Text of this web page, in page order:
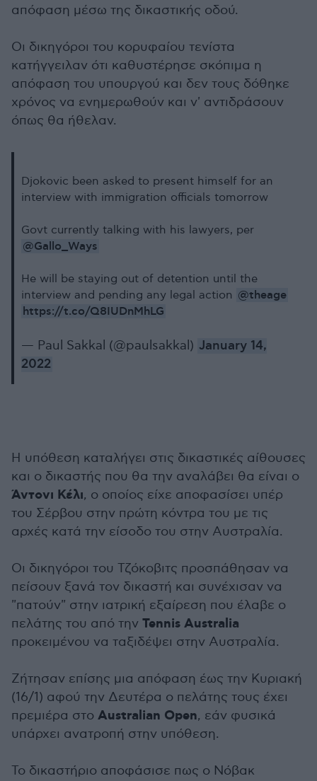
απόφαση μέσω της δικαστικής οδού.
Οι δικηγόροι του κορυφαίου τενίστα
κατήγγειλαν ότι καθυστέρησε σκόπιμα η
απόφαση του υπουργού και δεν τους δόθηκε
χρόνος να ενημερωθούν και ν' αντιδράσουν
όπως θα ήθελαν.
Djokovic been asked to present himself for an
interview with immigration officials tomorrow
Govt currently talking with his lawyers, per
@Gallo_Ways
He will be staying out of detention until the
interview and pending any legal action @theage
https://t.co/Q8IUDnMhLG
— Paul Sakkal (@paulsakkal) January 14,
2022
Η υπόθεση καταλήγει στις δικαστικές αίθουσες
και ο δικαστής που θα την αναλάβει θα είναι ο
Άντονι Κέλι, ο οποίος είχε αποφασίσει υπέρ
του Σέρβου στην πρώτη κόντρα του με τις
αρχές κατά την είσοδο του στην Αυστραλία.
Οι δικηγόροι του Τζόκοβιτς προσπάθησαν να
πείσουν ξανά τον δικαστή και συνέχισαν να
"πατούν" στην ιατρική εξαίρεση που έλαβε ο
πελάτης του από την Tennis Australia
προκειμένου να ταξιδέψει στην Αυστραλία.
Ζήτησαν επίσης μια απόφαση έως την Κυριακή
(16/1) αφού την Δευτέρα ο πελάτης τους έχει
πρεμιέρα στο Australian Open, εάν φυσικά
υπάρχει ανατροπή στην υπόθεση.
Το δικαστήριο αποφάσισε πως ο Νόβακ